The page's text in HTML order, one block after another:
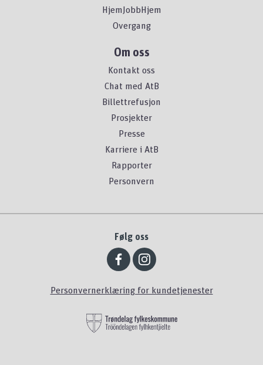
HjemJobbHjem
Overgang
Om oss
Kontakt oss
Chat med AtB
Billettrefusjon
Prosjekter
Presse
Karriere i AtB
Rapporter
Personvern
Følg oss
Personvernerklæring for kundetjenester